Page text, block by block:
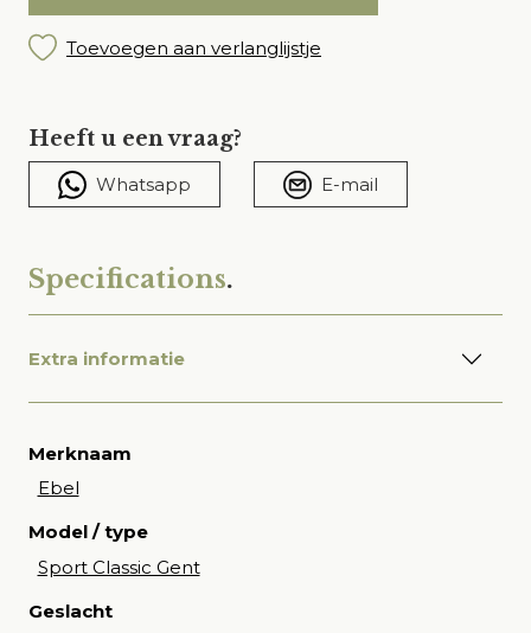
Toevoegen aan verlanglijstje
Heeft u een vraag?
Whatsapp E-mail
Specifications.
Extra informatie
Merknaam
Ebel
Model / type
Sport Classic Gent
Geslacht